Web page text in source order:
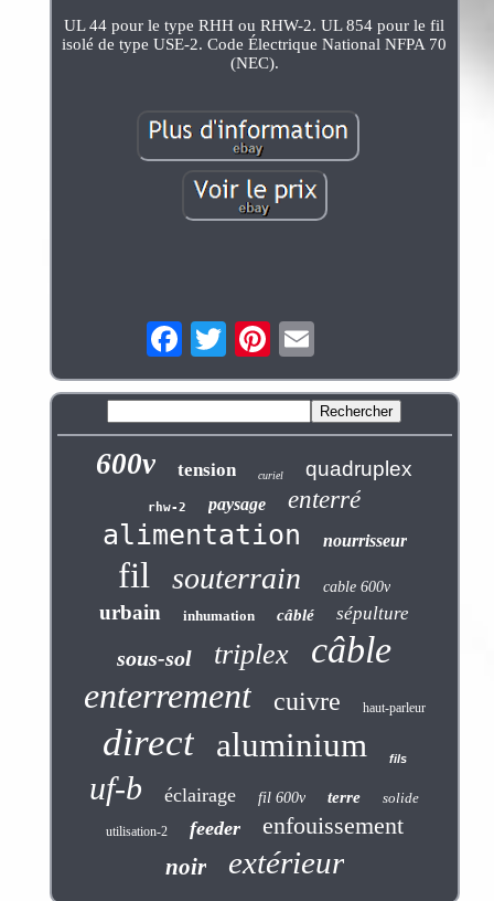
UL 44 pour le type RHH ou RHW-2. UL 854 pour le fil
isolé de type USE-2. Code Électrique National NFPA 70
(NEC).
600v tension curiel quadruplex
rhw-2 paysage enterré
alimentation nourrisseur
fil souterrain cable 600v
urbain inhumation câblé sépulture
sous-sol triplex câble
enterrement cuivre haut-parleur
direct aluminium fils
uf-b éclairage fil 600v terre solide
utilisation-2 feeder enfouissement
noir extérieur